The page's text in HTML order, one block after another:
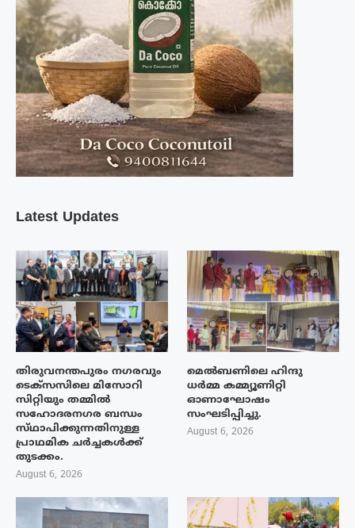
Latest Updates
തിരുവനന്തപുരം നഗരവും
ടെക്‌സസിലെ മിസോറി
സിറ്റിയും തമ്മിൽ
സഹോദരനഗര ബന്ധം
സ്‌ഥാപിക്കുന്നതിനുള്ള
പ്രാഥമിക ചർച്ചകൾക്ക്
തുടക്കം.
August 6, 2026
മെൽബണിലെ ഹിന്ദു
ധർമ്മ കമ്മ്യൂണിറ്റി
ഓണാഘോഷം
സംഘടിപ്പിച്ചു.
August 6, 2026